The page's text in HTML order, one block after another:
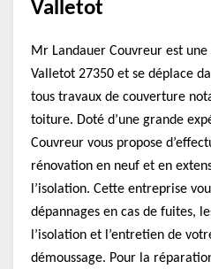
Valletot
Mr Landauer Couvreur est
Valletot 27350 et se déplace
tous travaux de couverture
toiture. Doté d’une grande
Couvreur vous propose
rénovation en neuf et en
l’isolation. Cette entreprise
dépannages en cas de fuites,
l’isolation et l’entretien de
démoussage. Pour la